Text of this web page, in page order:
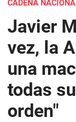
CADENA
Javier
vez, la
una
todas
orden"